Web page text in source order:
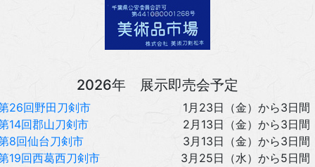
2026年 展示即売会予定
26回野田刀剣市
1月23日（金）から3日間
14回郡山刀剣市
2月13日（金）から3日間
8回仙台刀剣市
3月13日（金）から3日間
19回西葛西刀剣市
3月25日（水）から5日間